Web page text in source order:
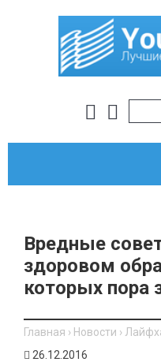
Вредные
здоровом
которых пора
Главная › Новости ›
26.12.2016